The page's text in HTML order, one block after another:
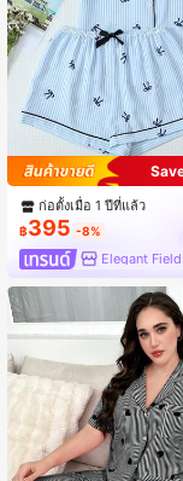
ก่อตั้งเมื่อ 1 ปีที่แล้ว
฿395 -8%
Elegant